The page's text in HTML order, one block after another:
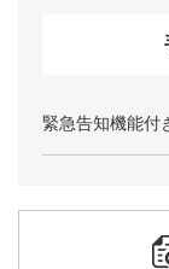
緊急告知機能付